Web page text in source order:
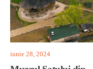
iunie 28, 2024